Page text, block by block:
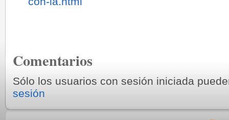
Comentarios
Sólo los usuarios con sesión iniciada
sesión